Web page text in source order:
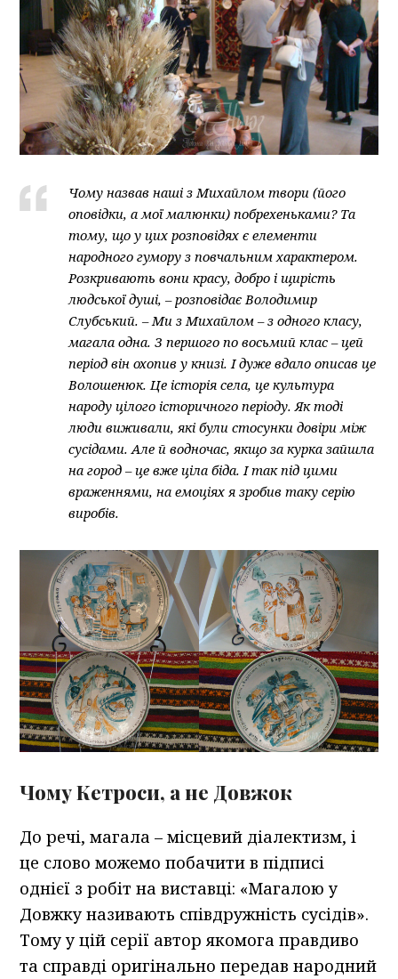
Чому назвав наші з Михайлом твори (його
оповідки, а мої малюнки) побрехеньками? Та
тому, що у цих розповідях є елементи
народного гумору з повчальним характером.
Розкривають вони красу, добро і щирість
людської душі, – розповідає Володимир
Слубський. – Ми з Михайлом – з одного класу,
магала одна. З першого по восьмий клас – цей
період він охопив у книзі. І дуже вдало описав це
Волошенюк. Це історія села, це культура
народу цілого історичного періоду. Як тоді
люди виживали, які були стосунки довіри між
сусідами. Але й водночас, якщо за курка зайшла
на город – це вже ціла біда. І так під цими
враженнями, на емоціях я зробив таку серію
виробів.
Чому Кетроси, а не Довжок
До речі, магала – місцевий діалектизм, і
це слово можемо побачити в підписі
однієї з робіт на виставці: «Магалою у
Довжку називають співдружність сусідів».
Тому у цій серії автор якомога правдиво
та справді оригінально передав народний